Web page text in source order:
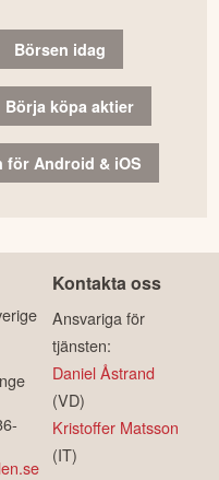
Börsen idag
Börja köpa aktier
för Android & iOS
Kontakta oss
Ansvariga för
tjänsten:
Daniel Åstrand
(VD)
Kristoffer Matsson
(IT)